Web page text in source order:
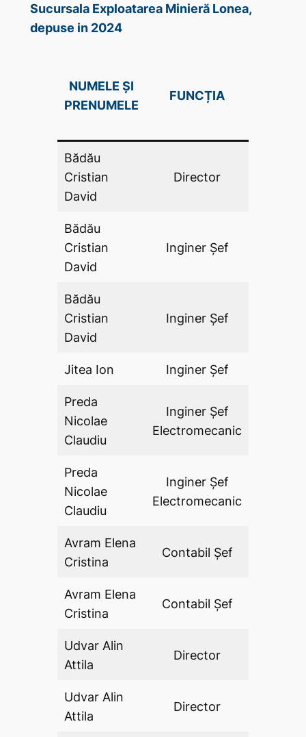
Sucursala Exploatarea Minieră Lonea,
depuse in 2024
NUMELE ȘI
PRENUMELE
FUNCȚIA
Bădău
Cristian
David
Director
Bădău
Cristian
David
Inginer Şef
Bădău
Cristian
David
Inginer Şef
Jitea Ion Inginer Şef
Preda
Nicolae
Claudiu
Inginer Şef
Electromecanic
Preda
Nicolae
Claudiu
Inginer Şef
Electromecanic
Avram Elena
Cristina
Contabil Şef
Avram Elena
Cristina
Contabil Şef
Udvar Alin
Attila
Director
Udvar Alin
Attila
Director